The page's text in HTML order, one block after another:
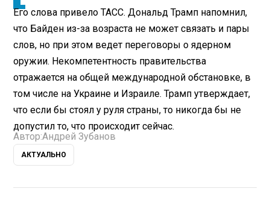
Его слова привело ТАСС. Дональд Трамп напомнил,
что Байден из-за возраста не может связать и пары
слов, но при этом ведет переговоры о ядерном
оружии. Некомпетентность правительства
отражается на общей международной обстановке, в
том числе на Украине и Израиле. Трамп утверждает,
что если бы стоял у руля страны, то никогда бы не
допустил то, что происходит сейчас.
Автор:Андрей Зубанов
АКТУАЛЬНО